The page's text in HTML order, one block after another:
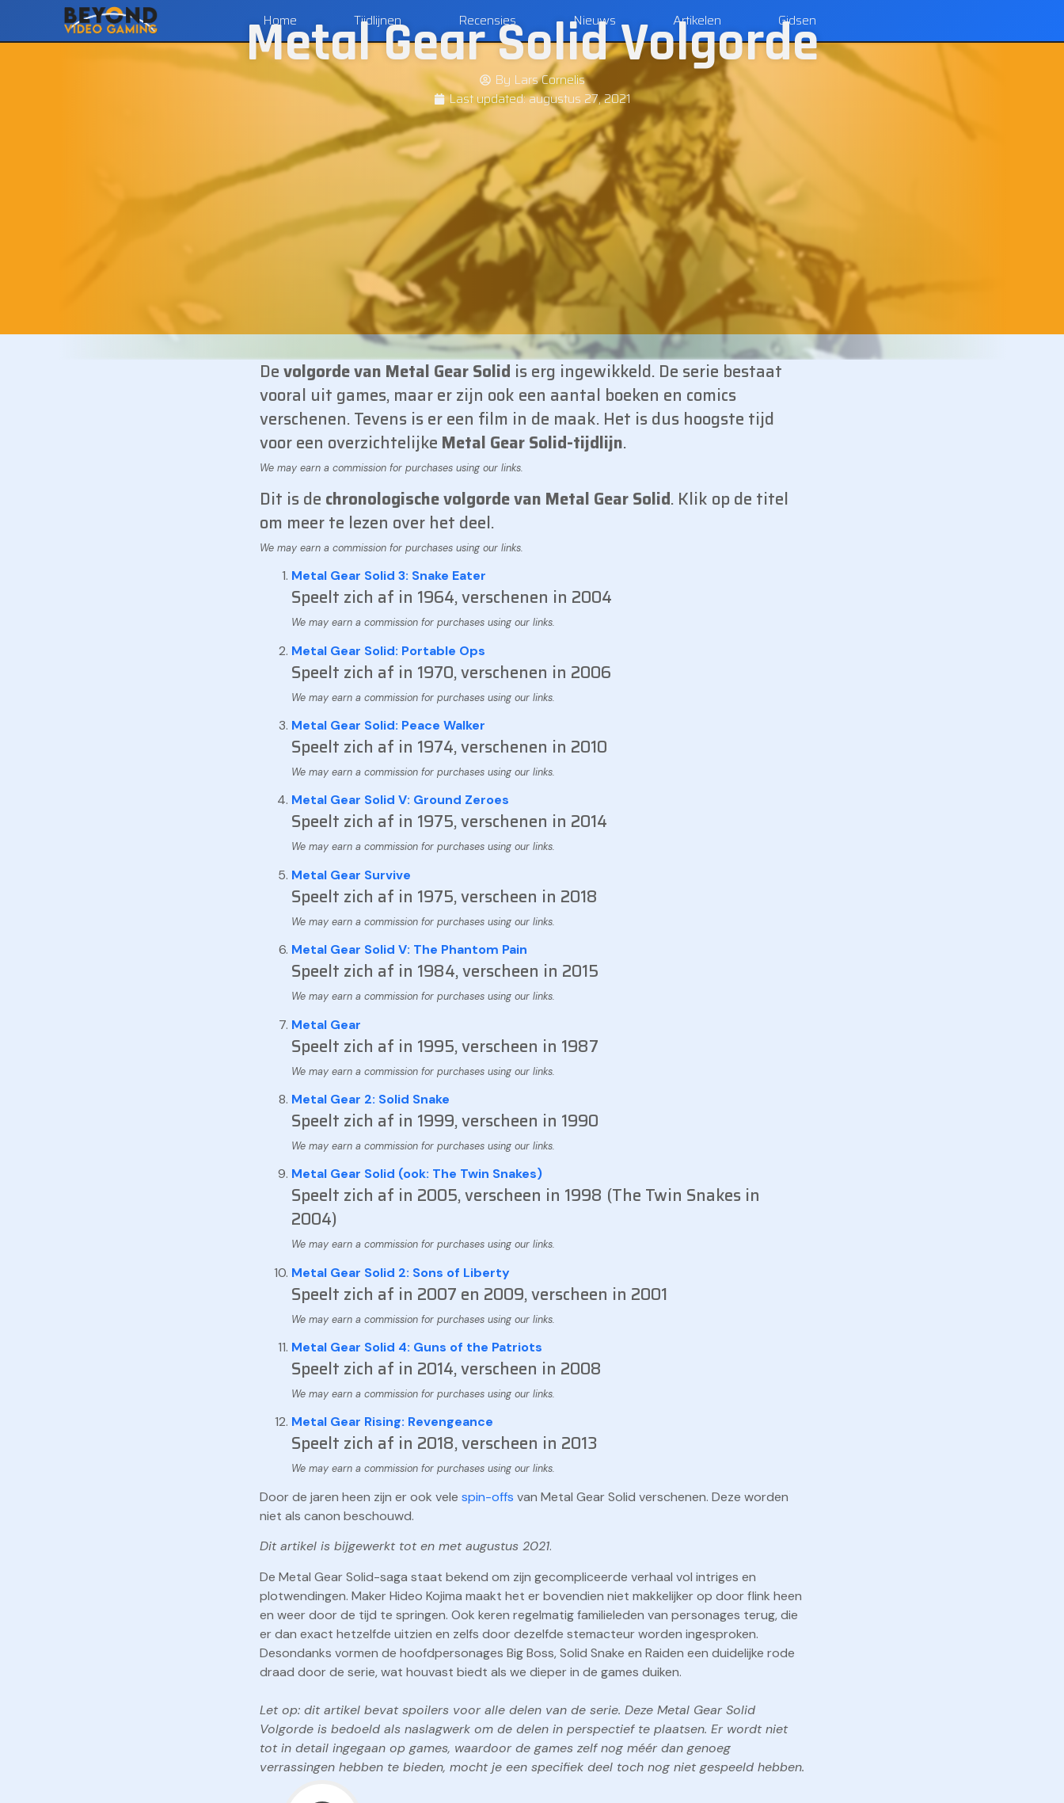
Home Tijdlijnen Recensies Nieuws Artikelen Gidsen
Metal Gear Solid Volgorde
By Lars Cornelis
Last updated:augustus 27, 2021
Devolgorde van Metal Gear Solid is erg ingewikkeld. De serie bestaat
vooral uit games, maar er zijn ook een aantal boeken en comics
verschenen. Tevens is er een film in de maak. Het is dus hoogste tijd
voor een overzichtelijke Metal Gear Solid-tijdlijn.
Dit is de chronologische volgorde van Metal Gear Solid. Klik op de titel
om meer te lezen over het deel.
Metal Gear Solid 3: Snake Eater
Speelt zich af in 1964, verschenen in 2004
Metal Gear Solid: Portable Ops
Speelt zich af in 1970, verschenen in 2006
Metal Gear Solid: Peace Walker
Speelt zich af in 1974, verschenen in 2010
Metal Gear Solid V: Ground Zeroes
Speelt zich af in 1975, verschenen in 2014
Metal Gear Survive
Speelt zich af in 1975, verscheen in 2018
Metal Gear Solid V: The Phantom Pain
Speelt zich af in 1984, verscheen in 2015
Metal Gear
Speelt zich af in 1995, verscheen in 1987
Metal Gear 2: Solid Snake
Speelt zich af in 1999, verscheen in 1990
Metal Gear Solid (ook: The Twin Snakes)
Speelt zich af in 2005, verscheen in 1998 (The Twin Snakes in
2004)
Metal Gear Solid 2: Sons of Liberty
Speelt zich af in 2007 en 2009, verscheen in 2001
Metal Gear Solid 4: Guns of the Patriots
Speelt zich af in 2014, verscheen in 2008
Metal Gear Rising: Revengeance
Speelt zich af in 2018, verscheen in 2013
Door de jaren heen zijn er ook vele spin-offs van Metal Gear Solid verschenen. Deze worden
niet als canon beschouwd.
Dit artikel is bijgewerkt tot en met augustus 2021.
De Metal Gear Solid-saga staat bekend om zijn gecompliceerde verhaal vol intriges en
plotwendingen. Maker Hideo Kojima maakt het er bovendien niet makkelijker op door flink heen
en weer door de tijd te springen. Ook keren regelmatig familieleden van personages terug, die
er dan exact hetzelfde uitzien en zelfs door dezelfde stemacteur worden ingesproken.
Desondanks vormen de hoofdpersonages Big Boss, Solid Snake en Raiden een duidelijke rode
draad door de serie, wat houvast biedt als we dieper in de games duiken.
Let op: dit artikel bevat spoilers voor alle delen van de serie. Deze Metal Gear Solid
Volgorde is bedoeld als naslagwerk om de delen in perspectief te plaatsen. Er wordt niet
tot in detail ingegaan op games, waardoor de games zelf nog méér dan genoeg
verrassingen hebben te bieden, mocht je een specifiek deel toch nog niet gespeeld hebben.